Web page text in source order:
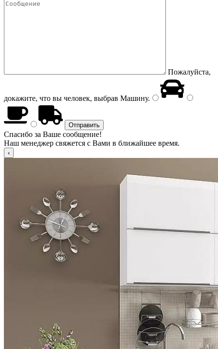
Пожалуйста,
докажите, что вы человек, выбрав Машину.
Спасибо за Ваше сообщение!
Наш менеджер свяжется с Вами в ближайшее время.